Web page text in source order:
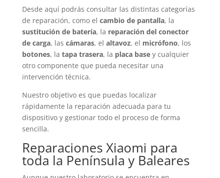
Desde aquí podrás consultar las distintas categorías
de reparación, como el cambio de pantalla, la
sustitución de batería, la reparación del conector
de carga, las cámaras, el altavoz, el micrófono, los
botones, la tapa trasera, la placa basey cualquier
otro componente que pueda necesitar una
intervención técnica.
Nuestro objetivo es que puedas localizar
rápidamente la reparación adecuada para tu
dispositivo y gestionar todo el proceso de forma
sencilla.
Reparaciones Xiaomi para
toda la Península y Baleares